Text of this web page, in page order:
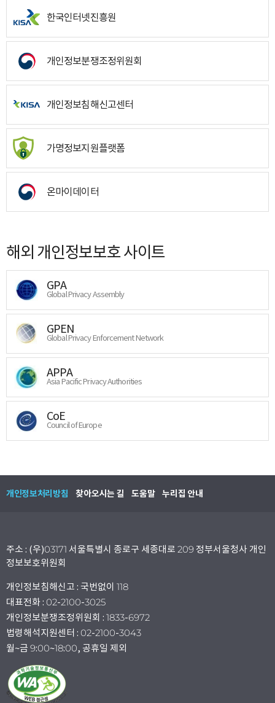
한국인터넷진흥원
개인정보분쟁조정위원회
개인정보침해신고센터
가명정보지원플랫폼
온마이데이터
해외 개인정보보호 사이트
GPA
Global Privacy Assembly
GPEN
Global Privacy Enforcement Network
APPA
Asia Pacific Privacy Authorities
CoE
Council of Europe
개인정보처리방침 찾아오시는 길 도움말 누리집 안내
주소 : (우)03171 서울특별시 종로구 세종대로 209 정부서울청사 개인
정보보호위원회
개인정보침해신고 : 국번없이 118
대표전화 : 02-2100-3025
개인정보분쟁조정위원회 : 1833-6972
법령해석지원센터 : 02-2100-3043
월~금 9:00~18:00, 공휴일 제외